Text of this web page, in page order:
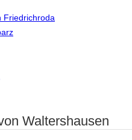
Friedrichroda
Waltershausen